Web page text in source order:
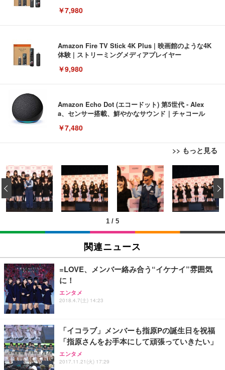
￥7,980
Amazon Fire TV Stick 4K Plus | 映画館のような4K
体験 | ストリーミングメディアプレイヤー
￥9,980
Amazon Echo Dot (エコードット) 第5世代 - Alex
a、センサー搭載、鮮やかなサウンド｜チャコール
￥7,480
>> もっと見る
[EdoErgo] オフィスチェア 椅子 テレワーク 疲れな
い 跳ね上げ式アームレスト コンパクト 約105度ロッ
キング pc 事務椅子 360度回転 座面昇降 強化ナイロ
ン樹脂ベース 通気性メッシュ 在宅ワーク H-WY01
(黒網+黒枠+黒足)
￥5,699
SIHOO B100 オフィスチェア／デスクチェア メッシ
ュチェア 人間工学 疲れない ブラック
￥27,999
Sezlife オフィスチェア デスクチェア 疲れない テレ
ワーク チェア 強化バックレスト 30度ロッキング機
能 人間工学 椅子 腰サポート 90度跳ね上げ式アーム
務用 おしゃれ パソコンチェア (ブラック)
Sezlife オフィスチェア デスクチェア 疲れない テレ
ワーク チェア 強化バックレスト 30度ロッキング機
能 人間工学 椅子 腰サポート 90度跳ね上げ式アーム
EIZO ビジネス向けプレミアムモニター | FlexScan
EV3240X-WT | 31.5型4K UHD・USB Type-C・ホワ
イト
￥105,595
EIZO ビジネス向けプレミアムモニター | FlexScan
￥109,572
【純正品】27"ゲーミングモニター DualSense 充電
フック付き（CFI-ZDM1J）
【整備済み品】Dell E2724HS 27インチ 液晶モニタ
ー フルHD（1920×1080）VA 非光沢 HDMI/DisplayP
ort/VGA スピーカー内蔵 高さ調整 スイベル VESA対
Amazonベーシック ペットシーツ 薄型 レギュラー 1
回使い捨て 無香料 ホワイト 300枚
￥3,373
Amazonベーシック ペットシーツ 厚型 ワイド 42枚
x2袋(84枚) ホワイト(吸収面:ライトブルー)
￥3,234
ネオ・ルーライフ ネオ・オムツ L 中型犬用 26枚入
り 単品
Smart Basic(スマートベーシック) 【Amazon.co.jp
限定】 Smart Basic アイリスオーヤマ ペットシーツ
超厚型 お徳用 ワイド 100枚入 (x 1) (ケース販売)
1 / 5
‹
関連ニュース
=LOVE、メンバー絡み合う“イケナイ”雰囲気
に！
エンタメ
2018.4.7(土) 14:23
「イコラブ」メンバーも指原Pの誕生日を祝福
「指原さんをお手本にして頑張っていきたい」
エンタメ
2017.11.21(火) 17:29